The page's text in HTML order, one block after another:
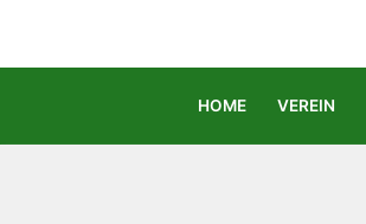
springen
HOME VEREIN